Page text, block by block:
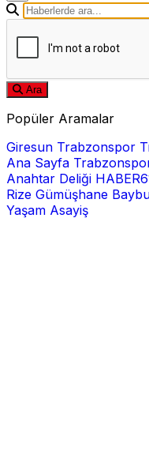
Ara
Popüler Aramalar
Giresun Trabzonspor
Ana Sayfa
Anahtar Deliği
Rize Gümüşhane
Yaşam Asayiş